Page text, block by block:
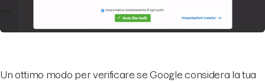
Un ottimo modo per verificare se Google considera la tua